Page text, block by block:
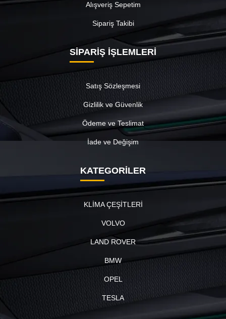
Alışveriş Sepetim
Sipariş Takibi
SİPARİŞ İŞLEMLERİ
Satış Sözleşmesi
Gizlilik ve Güvenlik
Ödeme ve Teslimat
İade ve Değişim
KATEGORİLER
KLİMA ÇEŞİTLERİ
VOLVO
LAND ROVER
BMW
OPEL
TESLA